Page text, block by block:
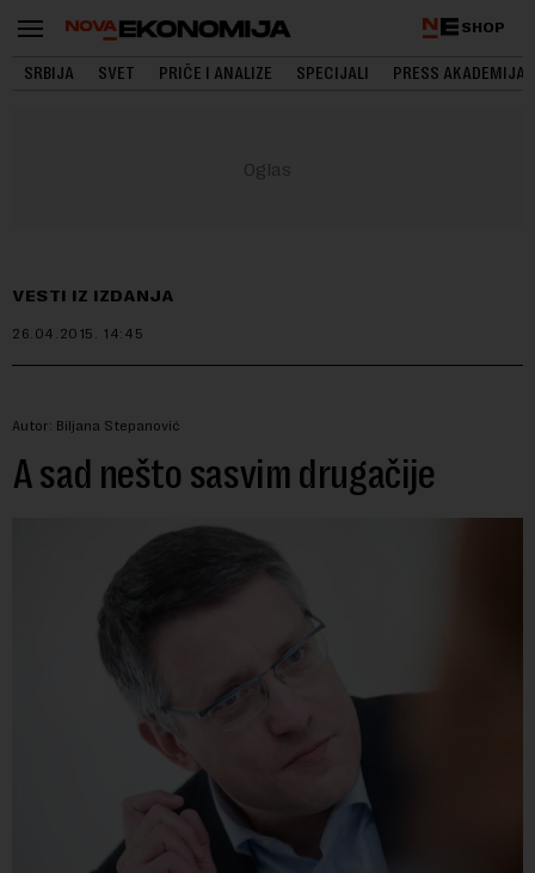
SHOP
SRBIJA SVET PRIČE I ANALIZE SPECIJALI PRESS AKADEMIJA
VESTI IZ IZDANJA
26.04.2015. 14:45
Autor: Biljana Stepanović
A sad nešto sasvim drugačije